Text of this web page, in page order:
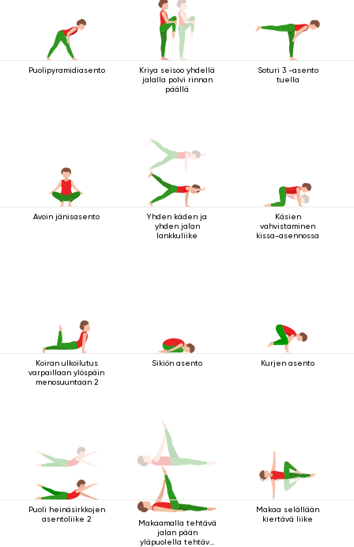
Puolipyramidiasento
Kriya seisoo yhdellä
jalalla polvi rinnan
päällä
Soturi 3 -asento
tuella
Avoin jänisasento
Yhden käden ja
yhden jalan
lankkuliike
Käsien
vahvistaminen
kissa-asennossa
Koiran ulkoilutus
varpaillaan ylöspäin
menosuuntaan 2
Sikiön asento Kurjen asento
Puoli heinäsirkkojen
asentoliike 2
Makaamalla tehtävä
jalan pään
yläpuolella tehtävä
Makaa selällään
kiertävä liike